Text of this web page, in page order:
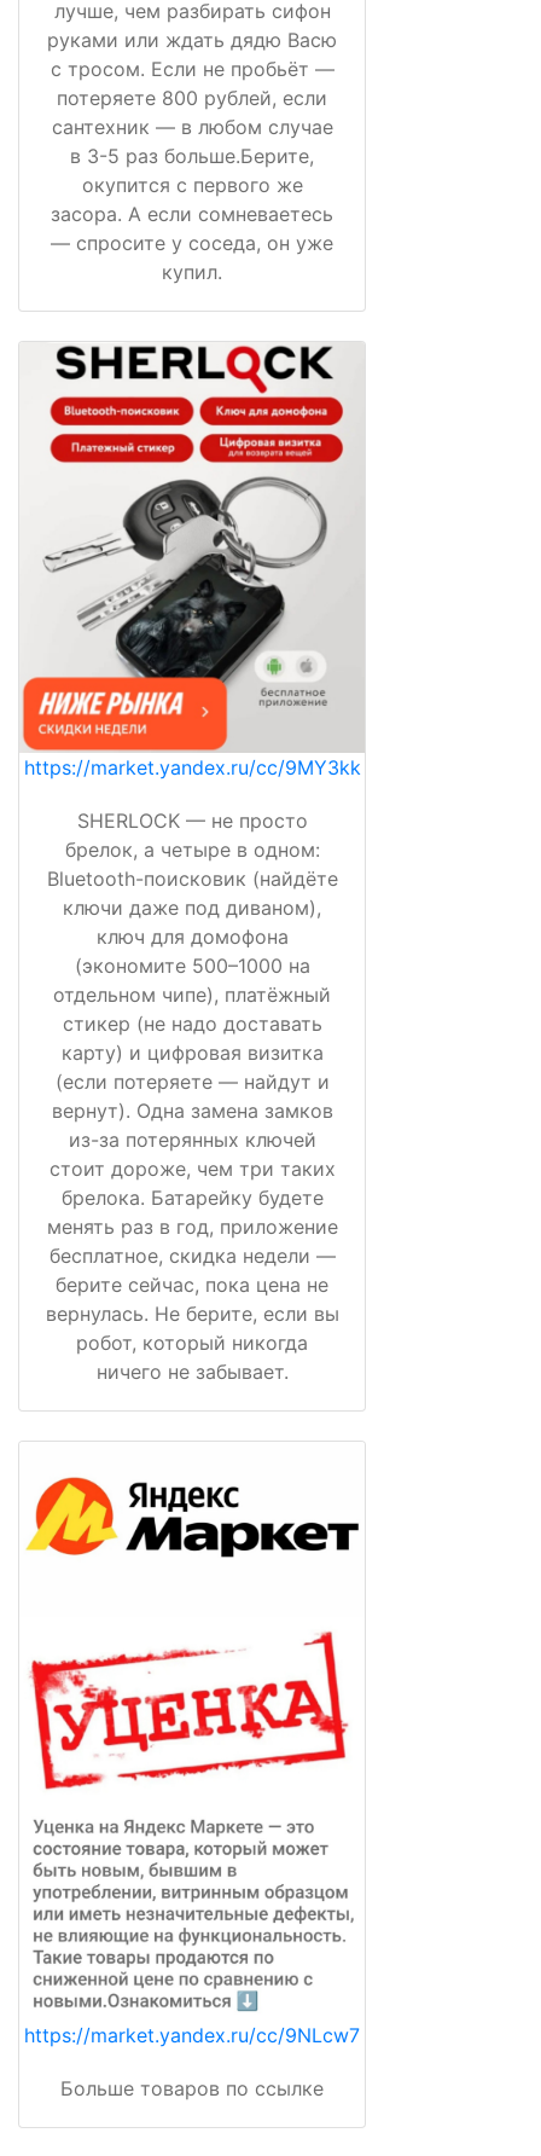
лучше, чем разбирать сифон
руками или ждать дядю Васю
с тросом. Если не пробьёт —
потеряете 800 рублей, если
сантехник — в любом случае
в 3-5 раз больше.Берите,
окупится с первого же
засора. А если сомневаетесь
— спросите у соседа, он уже
купил.
https://market.yandex.ru/cc/9MY3kk
SHERLOCK — не просто
брелок, а четыре в одном:
Bluetooth-поисковик (найдёте
ключи даже под диваном),
ключ для домофона
(экономите 500–1000 на
отдельном чипе), платёжный
стикер (не надо доставать
карту) и цифровая визитка
(если потеряете — найдут и
вернут). Одна замена замков
из-за потерянных ключей
стоит дороже, чем три таких
брелока. Батарейку будете
менять раз в год, приложение
бесплатное, скидка недели —
берите сейчас, пока цена не
вернулась. Не берите, если вы
робот, который никогда
ничего не забывает.
https://market.yandex.ru/cc/9NLcw7
Больше товаров по ссылке